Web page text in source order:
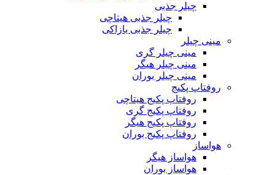
چیلر جذبی
چیلر جذبی هیتاچی
چیلر جذبی یازاکی
مینی چیلر
مینی چیلر گری
مینی چیلر هیگر
مینی چیلر بوران
روفتاپ پکیج
روفتاپ پکیج هیتاچی
روفتاپ پکیج گری
روفتاپ پکیج هیگر
روفتاپ پکیج بوران
هواساز
هواساز هیگر
هواساز بوران